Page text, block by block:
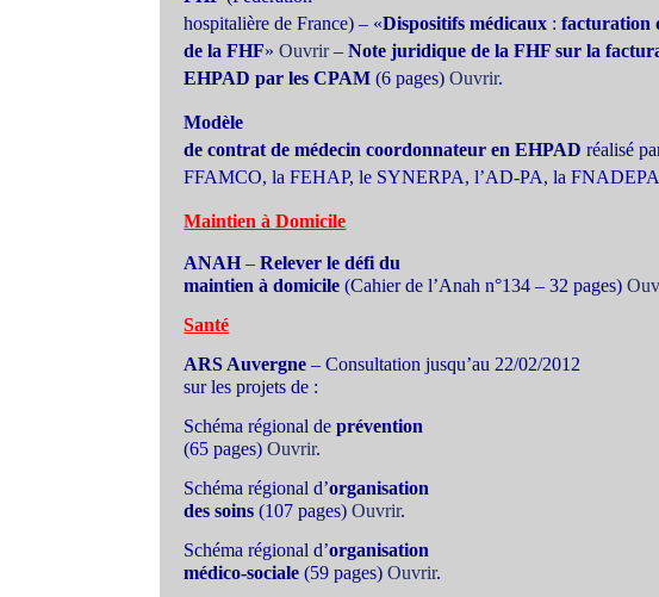
hospitalière de France) – «Dispositifs médicaux :facturation
de la FHF»Ouvrir–Note juridique de la FHF sur la
EHPAD par les CPAM (6 pages)Ouvrir.
Modèle
de contrat de médecin coordonnateur en EHPAD réalisé
FFAMCO, la FEHAP, le SYNERPA, l’AD-PA, la
Maintien à Domicile
ANAH –Relever le défi du
maintien à domicile (Cahier de l’Anah n°134 – 32 pages)
Santé
ARS Auvergne – Consultation jusqu’au 22/02/2012
sur les projets de :
Schéma régional de prévention
(65 pages)Ouvrir.
Schéma régional d’organisation
des soins (107 pages)Ouvrir.
Schéma régional d’organisation
médico-sociale (59 pages)Ouvrir.